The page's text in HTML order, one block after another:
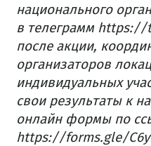
национального
в телеграмм https://
после акции,
организаторов
индивидуальных
свои результаты к
онлайн формы по
https://forms.gle/